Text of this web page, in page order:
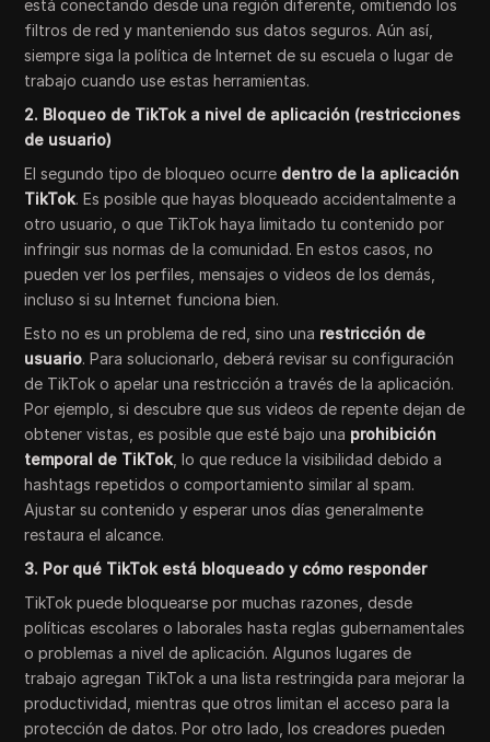
está conectando desde una región diferente, omitiendo los
filtros de red y manteniendo sus datos seguros. Aún así,
siempre siga la política de Internet de su escuela o lugar de
trabajo cuando use estas herramientas.
2. Bloqueo de TikTok a nivel de aplicación (restricciones
de usuario)
El segundo tipo de bloqueo ocurre dentro de la aplicación
TikTok. Es posible que hayas bloqueado accidentalmente a
otro usuario, o que TikTok haya limitado tu contenido por
infringir sus normas de la comunidad. En estos casos, no
pueden ver los perfiles, mensajes o videos de los demás,
incluso si su Internet funciona bien.
Esto no es un problema de red, sino una restricción de
usuario. Para solucionarlo, deberá revisar su configuración
de TikTok o apelar una restricción a través de la aplicación.
Por ejemplo, si descubre que sus videos de repente dejan de
obtener vistas, es posible que esté bajo una prohibición
temporal de TikTok , lo que reduce la visibilidad debido a
hashtags repetidos o comportamiento similar al spam.
Ajustar su contenido y esperar unos días generalmente
restaura el alcance.
3. Por qué TikTok está bloqueado y cómo responder
TikTok puede bloquearse por muchas razones, desde
políticas escolares o laborales hasta reglas gubernamentales
o problemas a nivel de aplicación. Algunos lugares de
trabajo agregan TikTok a una lista restringida para mejorar la
productividad, mientras que otros limitan el acceso para la
protección de datos. Por otro lado, los creadores pueden